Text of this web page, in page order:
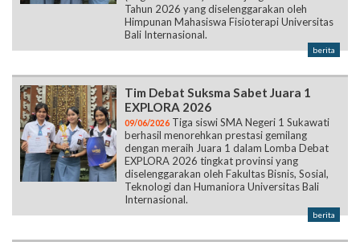
Tahun 2026 yang diselenggarakan oleh
Himpunan Mahasiswa Fisioterapi Universitas
Bali Internasional.
berita
Tim Debat Suksma Sabet Juara 1
EXPLORA 2026
09/06/2026 Tiga siswi SMA Negeri 1 Sukawati
berhasil menorehkan prestasi gemilang
dengan meraih Juara 1 dalam Lomba Debat
EXPLORA 2026 tingkat provinsi yang
diselenggarakan oleh Fakultas Bisnis, Sosial,
Teknologi dan Humaniora Universitas Bali
Internasional.
berita